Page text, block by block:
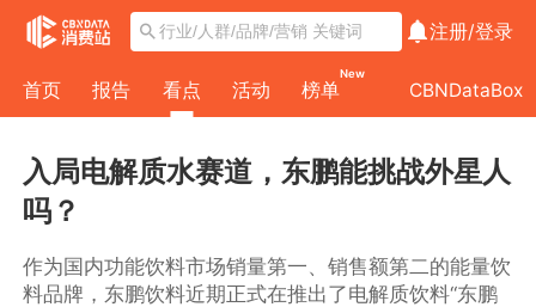
注册/登录
首页 报告 看点 活动 榜单
New
CBNDataBox
入局电解质水赛道，东鹏能挑战外星人
吗？
作为国内功能饮料市场销量第一、销售额第二的能量饮
料品牌，东鹏饮料近期正式在推出了电解质饮料“东鹏